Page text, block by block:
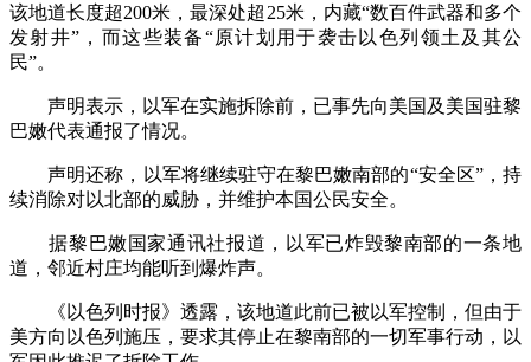
该地道长度超200米，最深处超25米，内藏“数百件武器和多个
发射井”，而这些装备“原计划用于袭击以色列领土及其公
民”。
声明表示，以军在实施拆除前，已事先向美国及美国驻黎
巴嫩代表通报了情况。
声明还称，以军将继续驻守在黎巴嫩南部的“安全区”，持
续消除对以北部的威胁，并维护本国公民安全。
据黎巴嫩国家通讯社报道，以军已炸毁黎南部的一条地
道，邻近村庄均能听到爆炸声。
《以色列时报》透露，该地道此前已被以军控制，但由于
美方向以色列施压，要求其停止在黎南部的一切军事行动，以